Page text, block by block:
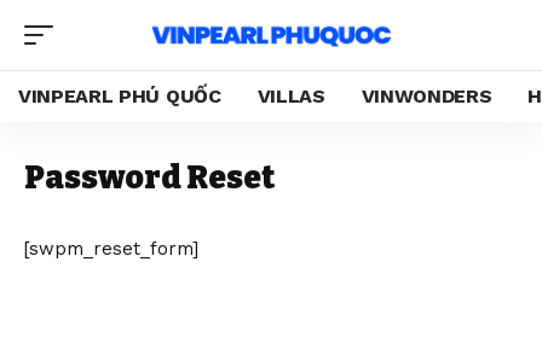
VINPEARL PHÚ QUỐC VILLAS VINWONDERS
Password Reset
[swpm_reset_form]